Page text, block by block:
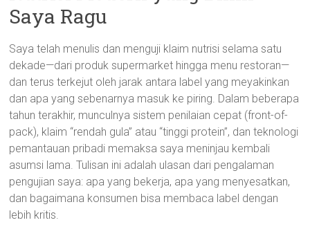
Saya Ragu
Saya telah menulis dan menguji klaim nutrisi selama satu
dekade—dari produk supermarket hingga menu restoran—
dan terus terkejut oleh jarak antara label yang meyakinkan
dan apa yang sebenarnya masuk ke piring. Dalam beberapa
tahun terakhir, munculnya sistem penilaian cepat (front-of-
pack), klaim “rendah gula” atau “tinggi protein”, dan teknologi
pemantauan pribadi memaksa saya meninjau kembali
asumsi lama. Tulisan ini adalah ulasan dari pengalaman
pengujian saya: apa yang bekerja, apa yang menyesatkan,
dan bagaimana konsumen bisa membaca label dengan
lebih kritis.